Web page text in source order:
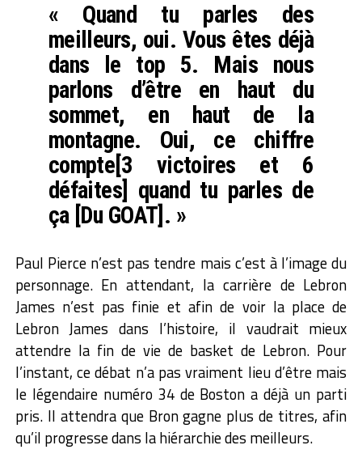
« Quand tu parles des
meilleurs, oui. Vous êtes déjà
dans le top 5. Mais nous
parlons d’être en haut du
sommet, en haut de la
montagne. Oui, ce chiffre
compte[3 victoires et 6
défaites] quand tu parles de
ça [Du GOAT]. »
Paul Pierce n’est pas tendre mais c’est à l’image du
personnage. En attendant, la carrière de Lebron
James n’est pas finie et afin de voir la place de
Lebron James dans l’histoire, il vaudrait mieux
attendre la fin de vie de basket de Lebron. Pour
l’instant, ce débat n’a pas vraiment lieu d’être mais
le légendaire numéro 34 de Boston a déjà un parti
pris. Il attendra que Bron gagne plus de titres, afin
qu’il progresse dans la hiérarchie des meilleurs.